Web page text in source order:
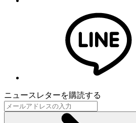
ニュースレターを購読する